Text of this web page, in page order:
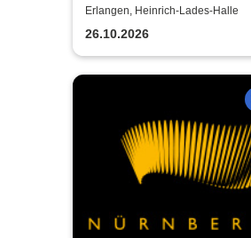
Tour 2026 / 2027
Erlangen, Heinrich-Lades-Halle
26.10.2026